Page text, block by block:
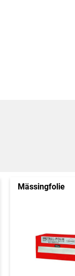
Mässingfolie